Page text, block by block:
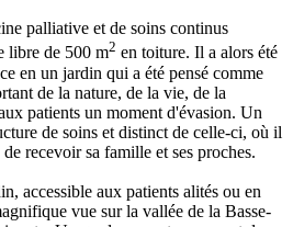
palliative et de soins continus
libre de 500 m2 en toiture. Il a alors été
en un jardin qui a été pensé comme
de la nature, de la vie, de la
patients un moment d'évasion. Un
de soins et distinct de celle-ci, où il
recevoir sa famille et ses proches.
accessible aux patients alités ou en
vue sur la vallée de la Basse-